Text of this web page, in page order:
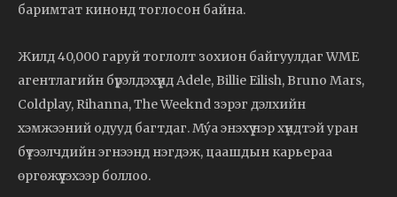
баримтат кинонд тоглосон байна.
Жилд 40,000 гаруй тоглолт зохион байгуулдаг WME
агентлагийн бүрэлдэхүүнд Adele, Billie Eilish, Bruno Mars,
Coldplay, Rihanna, The Weeknd зэрэг дэлхийн
хэмжээний одууд багтдаг. Mýa энэхүү нэр хүндтэй уран
бүтээлчдийн эгнээнд нэгдэж, цаашдын карьераа
өргөжүүлэхээр боллоо.